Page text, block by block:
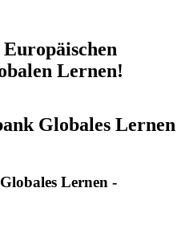
Lernen!
Globales Lernen
Lernen -